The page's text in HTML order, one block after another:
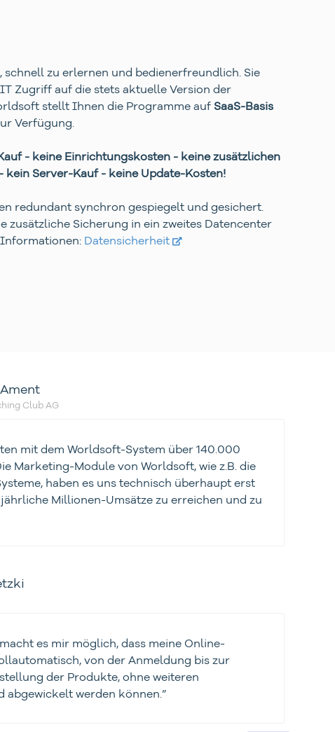
schnell zu erlernen und bedienerfreundlich. Sie
Zugriff auf die stets aktuelle Version der
stellt Ihnen die Programme auf SaaS-Basis
Verfügung.
- keine Einrichtungskosten - keine zusätzlichen
kein Server-Kauf - keine Update-Kosten!
redundant synchron gespiegelt und gesichert.
zusätzliche Sicherung in ein zweites Datencenter
Datensicherheit
Club AG
mit dem Worldsoft-System über 140.000
Marketing-Module von Worldsoft, wie z.B. die
haben es uns technisch überhaupt erst
Millionen-Umsätze zu erreichen und zu
es mir möglich, dass meine Online-
von der Anmeldung bis zur
der Produkte, ohne weiteren
abgewickelt werden können.”